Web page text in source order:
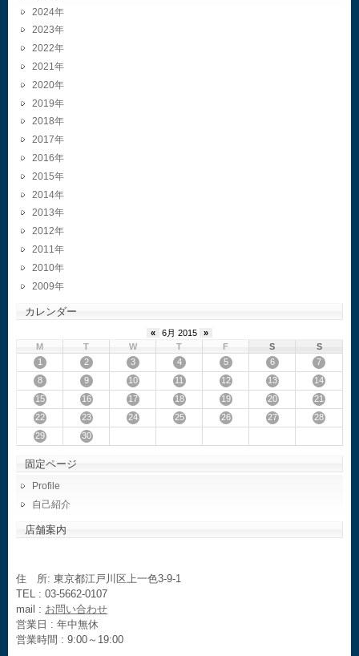
2024
2023
2022
2021
2020
2019
2018
2017
2016
2015
2014
2013
2012
2011
2010
2009
カレンダー
« 6月 2015
»
M
T W T F S
S
1
2 3 4 5 6
7
8
9 10 11 12 13
14
15
16 17 18 19 20
21
22
23 24 25 26 27
28
29
30
固定ページ
Profile
自己紹介
店舗案内
住 所: 東京都江戸川区上一色3-9-1
TEL : 03-5662-0107
mail : お問い合わせ
営業日 : 年中無休
営業時間 : 9:00～19:00